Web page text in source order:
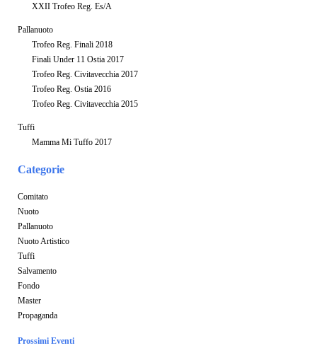
XXII Trofeo Reg. Es/A
Pallanuoto
Trofeo Reg. Finali 2018
Finali Under 11 Ostia 2017
Trofeo Reg. Civitavecchia 2017
Trofeo Reg. Ostia 2016
Trofeo Reg. Civitavecchia 2015
Tuffi
Mamma Mi Tuffo 2017
Categorie
Comitato
Nuoto
Pallanuoto
Nuoto Artistico
Tuffi
Salvamento
Fondo
Master
Propaganda
Prossimi Eventi